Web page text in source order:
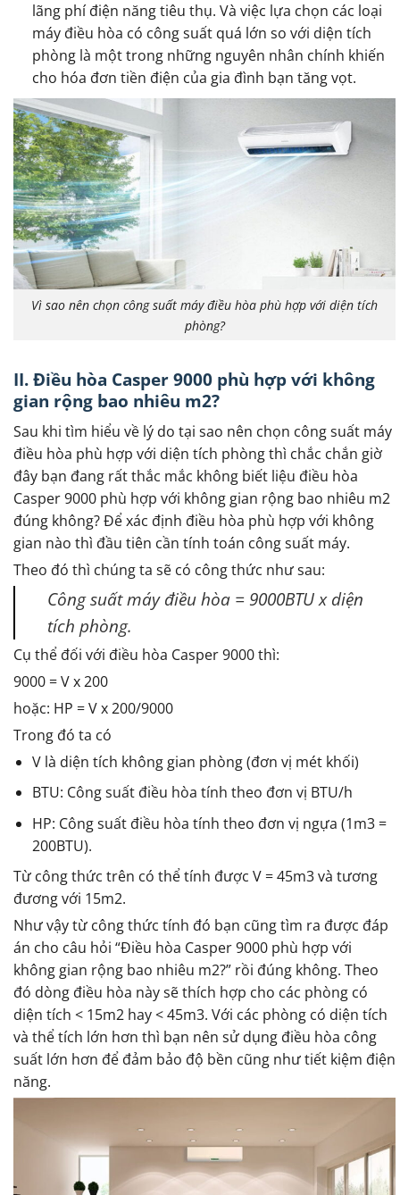
lãng phí điện năng tiêu thụ. Và việc lựa chọn các loại
máy điều hòa có công suất quá lớn so với diện tích
phòng là một trong những nguyên nhân chính khiến
cho hóa đơn tiền điện của gia đình bạn tăng vọt.
Vì sao nên chọn công suất máy điều hòa phù hợp với diện tích
phòng?
II. Điều hòa Casper 9000 phù hợp với không
gian rộng bao nhiêu m2?
Sau khi tìm hiểu về lý do tại sao nên chọn công suất máy
điều hòa phù hợp với diện tích phòng thì chắc chắn giờ
đây bạn đang rất thắc mắc không biết liệu điều hòa
Casper 9000 phù hợp với không gian rộng bao nhiêu m2
đúng không? Để xác định điều hòa phù hợp với không
gian nào thì đầu tiên cần tính toán công suất máy.
Theo đó thì chúng ta sẽ có công thức như sau:
Công suất máy điều hòa = 9000BTU x diện
tích phòng.
Cụ thể đối với điều hòa Casper 9000 thì:
9000 = V x 200
hoặc: HP = V x 200/9000
Trong đó ta có
V là diện tích không gian phòng (đơn vị mét khối)
BTU: Công suất điều hòa tính theo đơn vị BTU/h
HP: Công suất điều hòa tính theo đơn vị ngựa (1m3 =
200BTU).
Từ công thức trên có thể tính được V = 45m3 và tương
đương với 15m2.
Như vậy từ công thức tính đó bạn cũng tìm ra được đáp
án cho câu hỏi “Điều hòa Casper 9000 phù hợp với
không gian rộng bao nhiêu m2?” rồi đúng không. Theo
đó dòng điều hòa này sẽ thích hợp cho các phòng có
diện tích < 15m2 hay < 45m3. Với các phòng có diện tích
và thể tích lớn hơn thì bạn nên sử dụng điều hòa công
suất lớn hơn để đảm bảo độ bền cũng như tiết kiệm điện
năng.